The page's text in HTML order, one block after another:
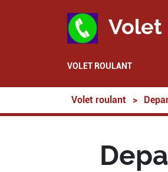
Volet
VOLET ROULANT
Volet roulant >